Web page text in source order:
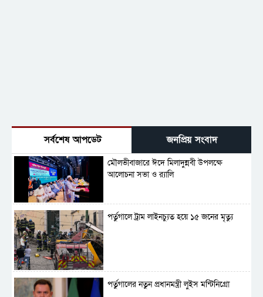
সর্বশেষ আপডেট জনপ্রিয় সংবাদ
মৌলভীবাজারে ঈদে মিলাদুন্নবী উপলক্ষে
আলোচনা সভা ও র‍্যালি
পর্তুগালে ট্রাম লাইনচ্যুত হয়ে ১৫ জনের মৃত্যু
পর্তুগালের নতুন প্রধানমন্ত্রী লুইস মন্টিনিগ্রো